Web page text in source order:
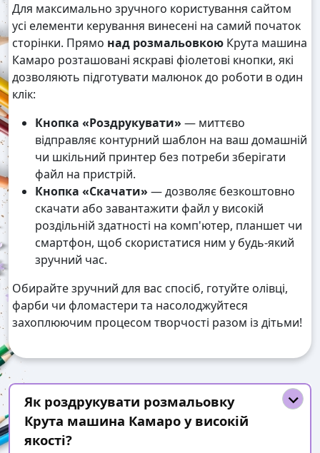
Для максимально зручного користування сайтом
усі елементи керування винесені на самий початок
сторінки. Прямо над розмальовкою Крута машина
Камаро розташовані яскраві фіолетові кнопки, які
дозволяють підготувати малюнок до роботи в один
клік:
Кнопка «Роздрукувати» — миттєво
відправляє контурний шаблон на ваш домашній
чи шкільний принтер без потреби зберігати
файл на пристрій.
Кнопка «Скачати» — дозволяє безкоштовно
скачати або завантажити файл у високій
роздільній здатності на комп'ютер, планшет чи
смартфон, щоб скористатися ним у будь-який
зручний час.
Обирайте зручний для вас спосіб, готуйте олівці,
фарби чи фломастери та насолоджуйтеся
захоплюючим процесом творчості разом із дітьми!
Як роздрукувати розмальовку
Крута машина Камаро у високій
якості?